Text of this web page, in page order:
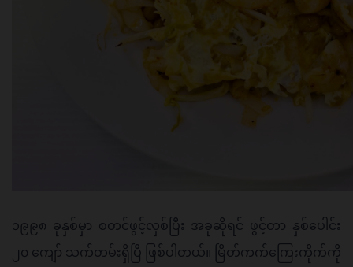
၁၉၉၈ ခုနှစ်မှာ စတင်ဖွင့်လှစ်ပြီး အခုဆိုရင် ဖွင့်တာ နှစ်ပေါင်း
၂၀ ကျော် သက်တမ်းရှိပြီ ဖြစ်ပါတယ်။ မြိတ်ကက်ကြေးကိုက်ကို